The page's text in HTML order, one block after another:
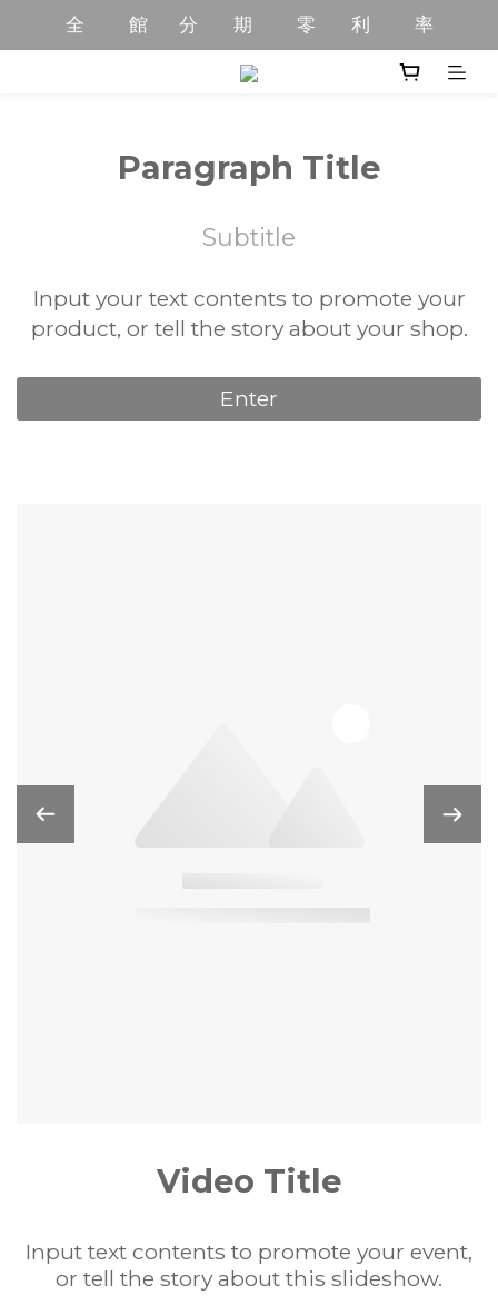
全          館       分        期          零        利          率
全          館       分        期          零        利          率
全       館       限         時           優         惠         中
全          館       分        期          零        利          率
Paragraph Title
Subtitle
Input your text contents to promote your
product, or tell the story about your shop.
Enter
Video Title
Input text contents to promote your event,
or tell the story about this slideshow.